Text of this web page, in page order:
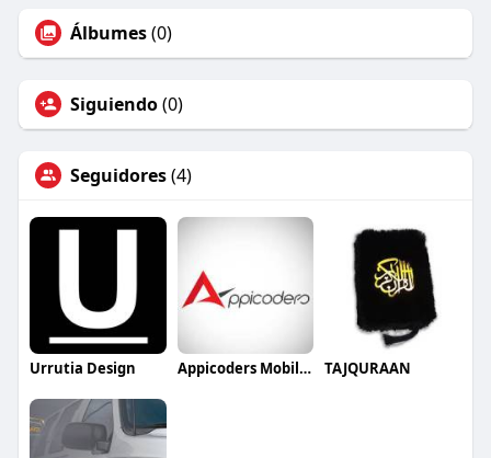
Álbumes(0)
Siguiendo(0)
Seguidores(4)
Urrutia Design Appicoders Mobile App Development Company TAJQURAAN